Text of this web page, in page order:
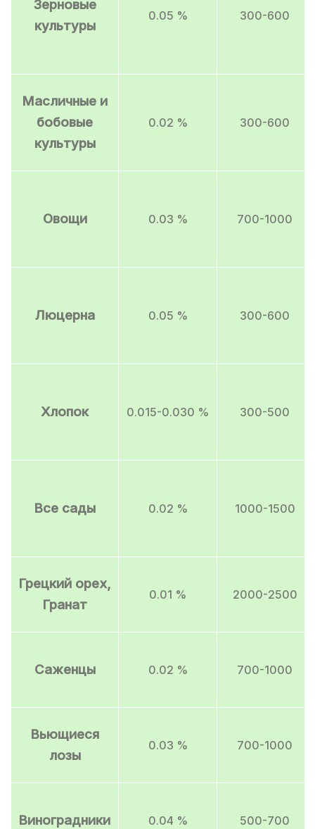
Зерновые
культуры
0.05 % 300-600
Масличные и
бобовые
культуры
0.02 % 300-600
Овощи 0.03 % 700-1000
Люцерна 0.05 % 300-600
Хлопок 0.015-0.030 % 300-500
Все сады 0.02 % 1000-1500
Грецкий орех,
Гранат
0.01 % 2000-2500
Саженцы 0.02 % 700-1000
Вьющиеся
лозы
0.03 % 700-1000
Виноградники 0.04 % 500-700